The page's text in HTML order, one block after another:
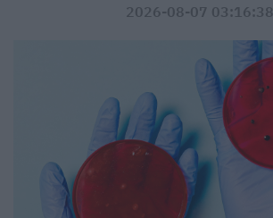
2026-08-07 03:16:38